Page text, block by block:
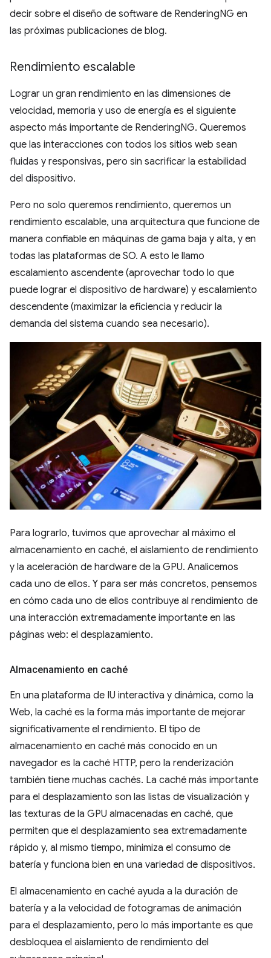
decir sobre el diseño de software de RenderingNG en
las próximas publicaciones de blog.
Rendimiento escalable
Lograr un gran rendimiento en las dimensiones de
velocidad, memoria y uso de energía es el siguiente
aspecto más importante de RenderingNG. Queremos
que las interacciones con todos los sitios web sean
fluidas y responsivas, pero sin sacrificar la estabilidad
del dispositivo.
Pero no solo queremos rendimiento, queremos un
rendimiento escalable, una arquitectura que funcione de
manera confiable en máquinas de gama baja y alta, y en
todas las plataformas de SO. A esto le llamo
escalamiento ascendente (aprovechar todo lo que
puede lograr el dispositivo de hardware) y escalamiento
descendente (maximizar la eficiencia y reducir la
demanda del sistema cuando sea necesario).
Para lograrlo, tuvimos que aprovechar al máximo el
almacenamiento en caché, el aislamiento de rendimiento
y la aceleración de hardware de la GPU. Analicemos
cada uno de ellos. Y para ser más concretos, pensemos
en cómo cada uno de ellos contribuye al rendimiento de
una interacción extremadamente importante en las
páginas web: el desplazamiento.
Almacenamiento en caché
En una plataforma de IU interactiva y dinámica, como la
Web, la caché es la forma más importante de mejorar
significativamente el rendimiento. El tipo de
almacenamiento en caché más conocido en un
navegador es la caché HTTP, pero la renderización
también tiene muchas cachés. La caché más importante
para el desplazamiento son las listas de visualización y
las texturas de la GPU almacenadas en caché, que
permiten que el desplazamiento sea extremadamente
rápido y, al mismo tiempo, minimiza el consumo de
batería y funciona bien en una variedad de dispositivos.
El almacenamiento en caché ayuda a la duración de
batería y a la velocidad de fotogramas de animación
para el desplazamiento, pero lo más importante es que
desbloquea el aislamiento de rendimiento del